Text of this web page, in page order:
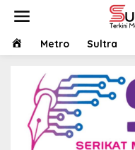
HOMEMetro Sultra